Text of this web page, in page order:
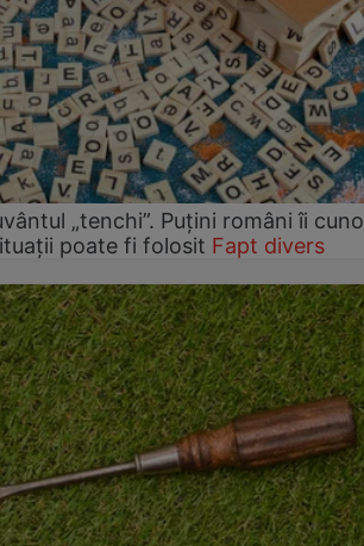
„tenchi”. Puțini români îi
poate fi folosit Fapt divers